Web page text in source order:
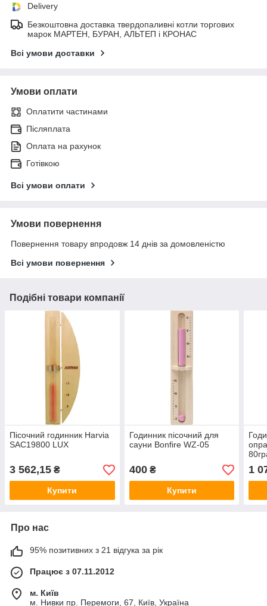
Delivery
Безкоштовна доставка твердопаливні котли торгових
марок МАРТЕН, БУРАН, АЛЬТЕП і КРОНАС
Всі умови доставки
Умови оплати
Оплатити частинами
Післяплата
Оплата на рахунок
Готівкою
Всі умови оплати
Умови повернення
Повернення товару впродовж 14 днів за домовленістю
Всі умови повернення
Подібні товари компанії
Пісочний годинник Harvia
SAC19800 LUX
3 562,15 ₴
Купити
Годинник пісочний для
сауни Bonfire WZ-05
400₴
Купити
1
Про нас
95% позитивних з 21 відгука за рік
Працює з 07.11.2012
м. Київ
м. Нивки пр. Перемоги, 67, Київ, Україна